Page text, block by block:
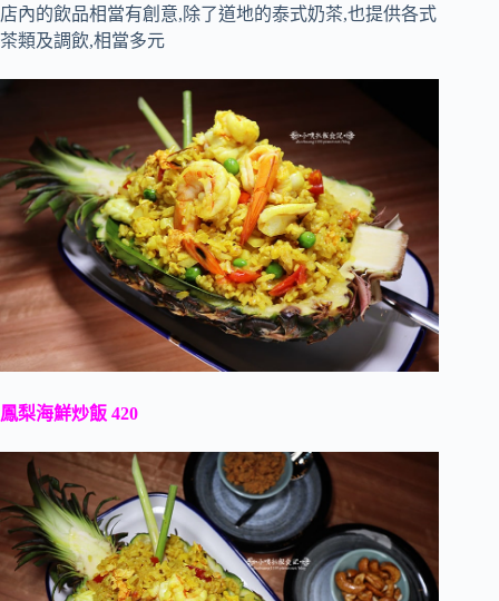
店內的飲品相當有創意,除了道地的泰式奶茶,也提供各式
茶類及調飲,相當多元
鳳梨海鮮炒飯 420